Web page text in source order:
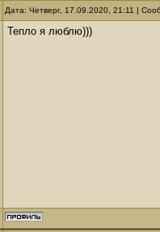
Дата: Четверг, 17.09.2020, 21:11 |
Тепло я люблю)))